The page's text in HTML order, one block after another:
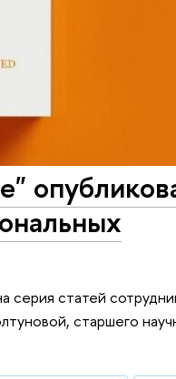
статей
старшего